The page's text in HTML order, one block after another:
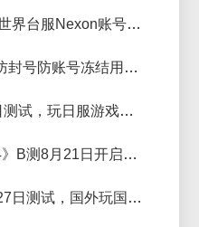
新手玩枫星必看:冒险岛世界台服Nexon账号注册全流程
英雄联盟韩服技术主播防封号防账号冻结用什么加速器好？lol韩服专用加速器推荐
《吸血鬼》日服7月22日测试，玩日服游戏加速器推荐
《使命召唤：现代战争4》B测8月21日开启，玩cod游戏卡顿用什么加速器
《仙境传说3》国服8月27日测试，国外玩国服游戏推荐性价比高的